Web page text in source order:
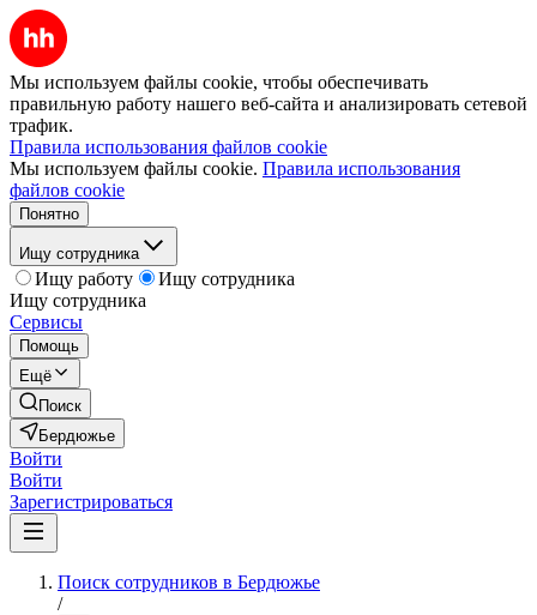
Мы используем файлы cookie, чтобы обеспечивать
правильную работу нашего веб-сайта и анализировать сетевой
трафик.
Правила использования файлов cookie
Мы используем файлы cookie. Правила использования
файлов cookie
Понятно
Ищу сотрудника
Ищу работу
Ищу сотрудника
Ищу сотрудника
Сервисы
Помощь
Ещё
Поиск
Бердюжье
Войти
Войти
Зарегистрироваться
Поиск сотрудников в Бердюжье
/